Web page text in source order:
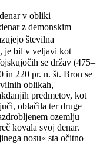
v obliki
z demonskim
številna
je bil v veljavi kot
se držav (475–
in 220 pr. n. št. Bron se
oblikah,
predmetov, kot
oblačila ter druge
ozemlju
kovala svoj denar.
nosu« sta očitno